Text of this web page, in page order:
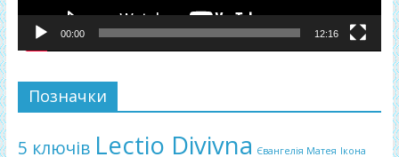
00:00 12:16
Позначки
5 ключів Lectio Divivna Євангелія Матея Ікона